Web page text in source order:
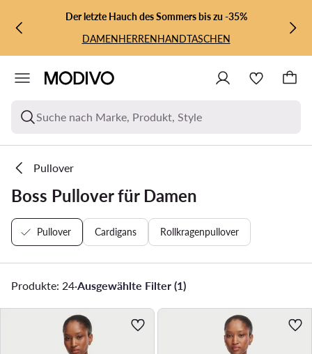
ZUM HAUPTINHALT SPRINGEN
ZUR SUCHEDer letzte Hauch des Sommers bis zu -35%
DAMENHERRENHANDTASCHEN
Suche nach Marke, Produkt, Style
Pullover
Boss Pullover für Damen
Pullover Cardigans Rollkragenpullover
Produkte: 24·Ausgewählte Filter (1)